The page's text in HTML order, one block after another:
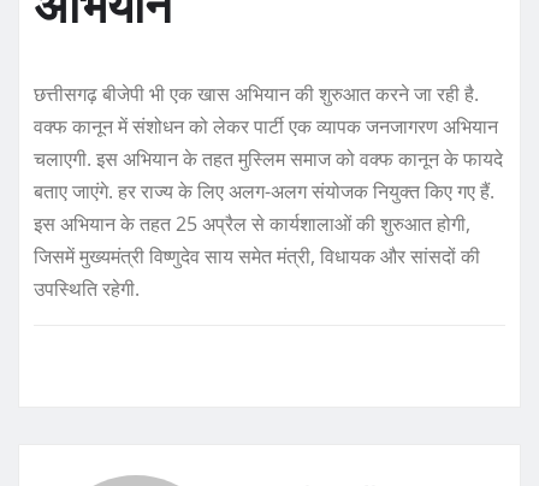
छत्तीसगढ़ बीजेपी भी एक खास अभियान की शुरुआत करने जा रही है.
वक्फ कानून में संशोधन को लेकर पार्टी एक व्यापक जनजागरण अभियान
चलाएगी. इस अभियान के तहत मुस्लिम समाज को वक्फ कानून के फायदे
बताए जाएंगे. हर राज्य के लिए अलग-अलग संयोजक नियुक्त किए गए हैं.
इस अभियान के तहत 25 अप्रैल से कार्यशालाओं की शुरुआत होगी,
जिसमें मुख्यमंत्री विष्णुदेव साय समेत मंत्री, विधायक और सांसदों की
उपस्थिति रहेगी.